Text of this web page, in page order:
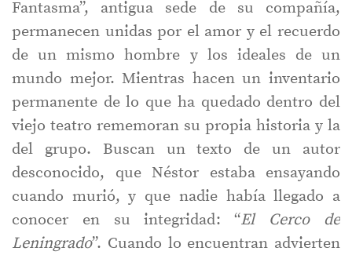
Fantasma”, antigua sede de su compañía,
permanecen unidas por el amor y el recuerdo
de un mismo hombre y los ideales de un
mundo mejor. Mientras hacen un inventario
permanente de lo que ha quedado dentro del
viejo teatro rememoran su propia historia y la
del grupo. Buscan un texto de un autor
desconocido, que Néstor estaba ensayando
cuando murió, y que nadie había llegado a
conocer en su integridad: “El Cerco de
Leningrado”. Cuando lo encuentran advierten